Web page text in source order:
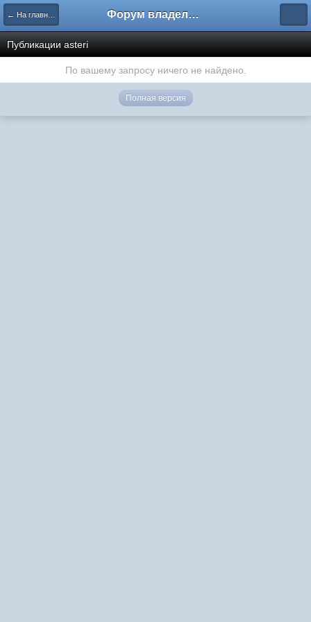
← На главную Форум владельцев интернет-магазинов
Публикации asteri
По вашему запросу ничего не найдено.
Полная версия